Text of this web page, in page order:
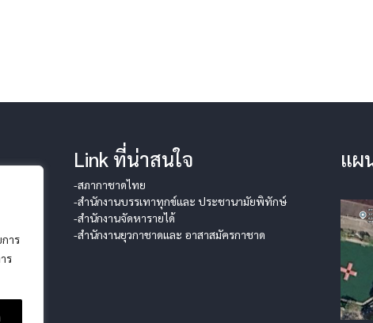
าร
ร
Link ที่น่าสนใจ
-สภากาชาดไทย
-สำนักงานบรรเทาทุกข์และ ประชานามัยพิทักษ์
-สำนักงานจัดหารายได้
-สำนักงานยุวกาชาดและ อาสาสมัครกาชาด
แผ